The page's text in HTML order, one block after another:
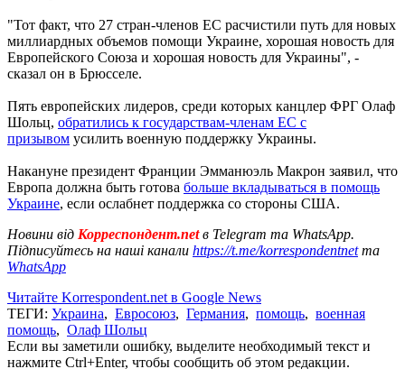
"Тот факт, что 27 стран-членов ЕС расчистили путь для новых
миллиардных объемов помощи Украине, хорошая новость для
Европейского Союза и хорошая новость для Украины", -
сказал он в Брюсселе.
Пять европейских лидеров, среди которых канцлер ФРГ Олаф
Шольц, обратились к государствам-членам ЕС с
призывом усилить военную поддержку Украины.
Накануне президент Франции Эмманюэль Макрон заявил, что
Европа должна быть готова больше вкладываться в помощь
Украине, если ослабнет поддержка со стороны США.
Новини від Корреспондент.netв Telegram та WhatsApp.
Підписуйтесь на наші канали https://t.me/korrespondentnetта
WhatsApp
Читайте Korrespondent.net в Google News
ТЕГИ: Украина, Евросоюз, Германия, помощь, военная
помощь, Олаф Шольц
Если вы заметили ошибку, выделите необходимый текст и
нажмите Ctrl+Enter, чтобы сообщить об этом редакции.